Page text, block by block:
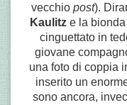
vecchio post).
Kaulitze la bionda
cinguettato in
giovane
una foto di coppia
inserito un
sono ancora,